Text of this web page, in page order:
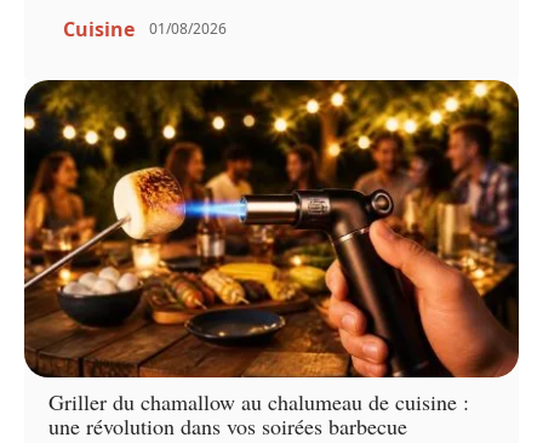
Cuisine 01/08/2026
Griller du chamallow au chalumeau de cuisine :
une révolution dans vos soirées barbecue